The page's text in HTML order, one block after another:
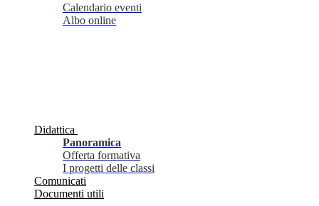
Calendario eventi
Albo online
Didattica
Panoramica
Offerta formativa
I progetti delle classi
Comunicati
Documenti utili